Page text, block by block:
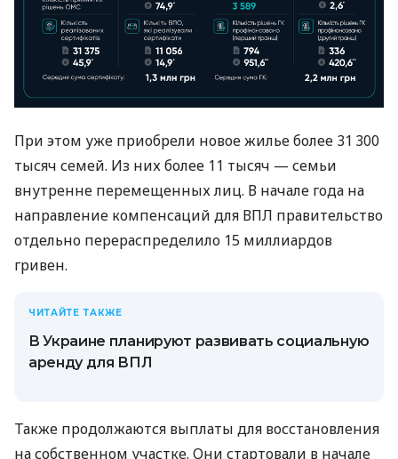
При этом уже приобрели новое жилье более 31 300
тысяч семей. Из них более 11 тысяч — семьи
внутренне перемещенных лиц. В начале года на
направление компенсаций для ВПЛ правительство
отдельно перераспределило 15 миллиардов
гривен.
ЧИТАЙТЕ ТАКЖЕ
В Украине планируют развивать социальную
аренду для ВПЛ
Также продолжаются выплаты для восстановления
на собственном участке. Они стартовали в начале